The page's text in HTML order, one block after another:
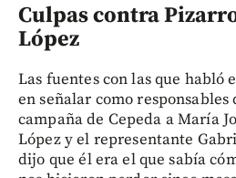
Culpas contra
López
Las fuentes con las que habló
en señalar como
campaña de Cepeda a María
López y el representante
dijo que él era el que sabía